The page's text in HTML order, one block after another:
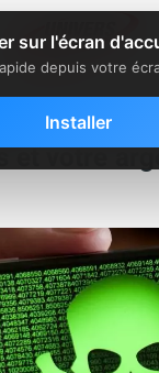
et votre
sur l'écran
depuis votre
Installer